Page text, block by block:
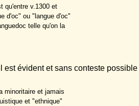
qu'entre v.1300 et
d'oc" ou "langue d'oc"
telle qu'on la
est évident et sans conteste possible
minoritaire et jamais
et "ethnique"